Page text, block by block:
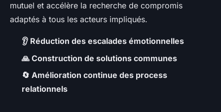
mutuel et accélère la recherche de compromis
adaptés à tous les acteurs impliqués.
👂 Réduction des escalades émotionnelles
🙏 Construction de solutions communes
🔄 Amélioration continue des process
relationnels